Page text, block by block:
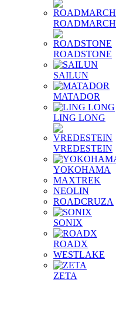
ROADMARCH
ROADSTONE
SAILUN
MATADOR
LING LONG
VREDESTEIN
YOKOHAMA
MAXTREK
NEOLIN
ROADCRUZA
SONIX
ROADX
WESTLAKE
ZETA